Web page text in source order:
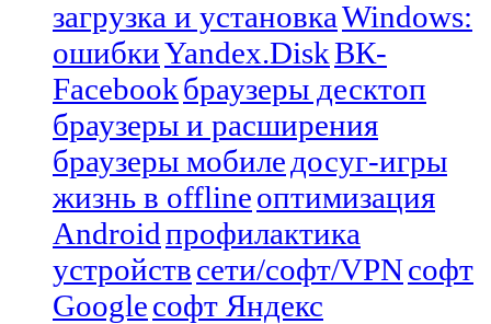
загрузка и установкаWindows:
ошибкиYandex.DiskВК-
Facebookбраузеры десктоп
браузеры и расширения
браузеры мобиле досуг-игры
жизнь в offlineоптимизация
Androidпрофилактика
устройствсети/софт/VPNсофт
Googleсофт Яндекс